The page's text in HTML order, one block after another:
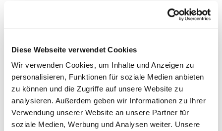
Diese Webseite verwendet Cookies
Wir verwenden Cookies, um Inhalte und Anzeigen zu
personalisieren, Funktionen für soziale Medien anbieten
zu können und die Zugriffe auf unsere Website zu
analysieren. Außerdem geben wir Informationen zu Ihrer
Verwendung unserer Website an unsere Partner für
soziale Medien, Werbung und Analysen weiter. Unsere